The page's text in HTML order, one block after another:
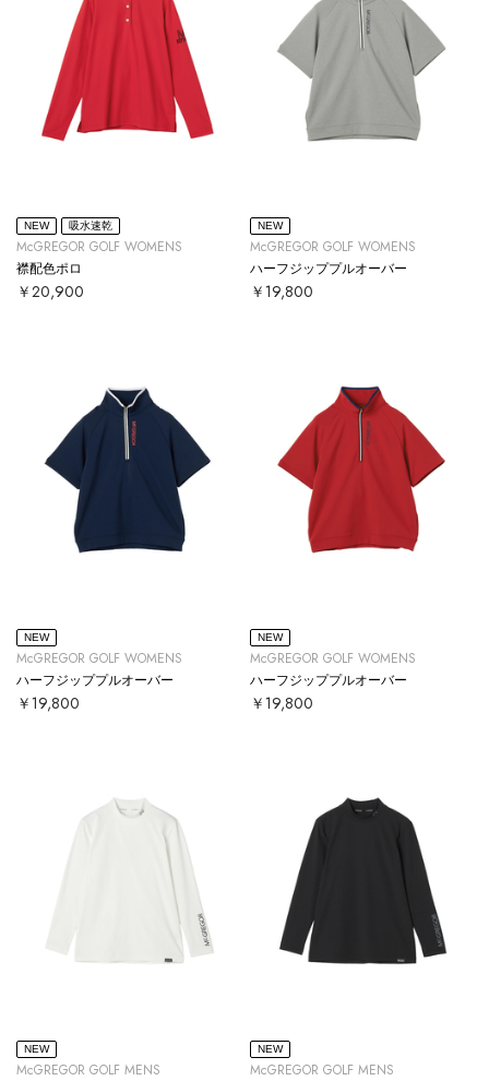
NEW 吸水速乾
McGREGOR GOLF WOMENS
襟配色ポロ
￥20,900
NEW
McGREGOR GOLF WOMENS
ハーフジッププルオーバー
￥19,800
NEW
McGREGOR GOLF WOMENS
ハーフジッププルオーバー
￥19,800
NEW
McGREGOR GOLF WOMENS
ハーフジッププルオーバー
￥19,800
NEW
McGREGOR GOLF MENS
NEW
McGREGOR GOLF MENS